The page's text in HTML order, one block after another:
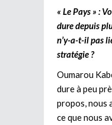
« Le Pays » :
dure depuis
n’y-a-t-il pas
stratégie ?
Oumarou
dure à peu
propos, nous
ce que nous